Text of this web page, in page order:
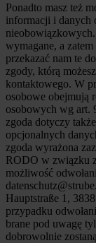
Ponadto masz też
informacji i danych
wymagane, a
przekazać nam te
zgody, którą
kontaktowego. W
osobowe obejmują
osobowych wg art.
zgoda dotyczy
opcjonalnych
zgoda wyrażona
RODO w związku
możliwość
Hauptstraße 1,
przypadku
brane pod uwagę
dobrowolnie